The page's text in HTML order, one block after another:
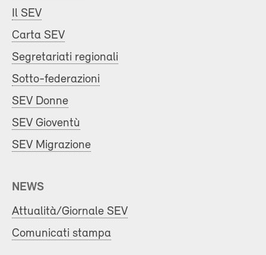
Il SEV
Carta SEV
Segretariati regionali
Sotto-federazioni
SEV Donne
SEV Gioventù
SEV Migrazione
NEWS
Attualità/Giornale SEV
Comunicati stampa